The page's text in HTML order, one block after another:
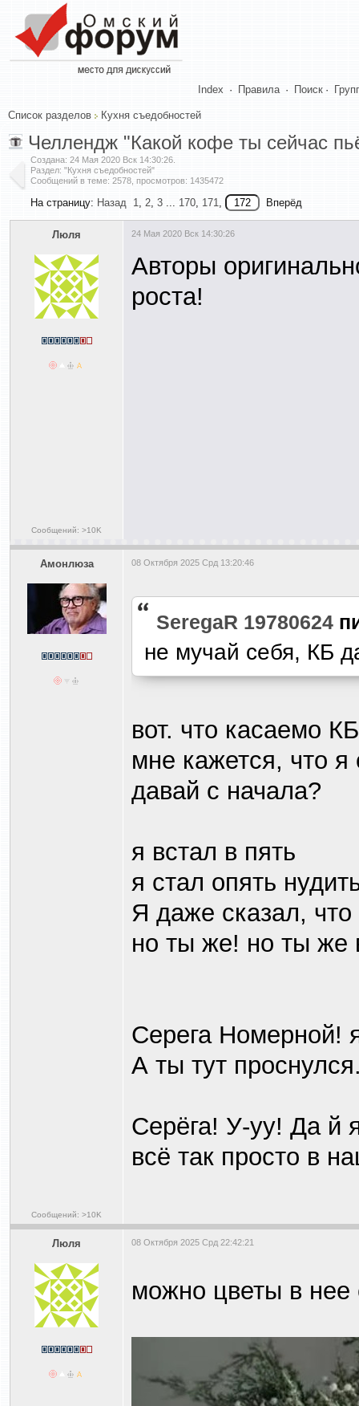
Index · Правила · Поиск ·
Список разделов Кухня съедобностей
Челлендж "Какой кофе ты сейчас
Создана: 24 Мая 2020 Вск 14:30:26
Раздел: "Кухня съедобностей"
Сообщений в теме: 2578, просмотров: 1435472
На страницу: Назад 1, 2, 3 ... 170, 171, Вперёд
Люля
Сообщений: >10K
24 Мая 2020 Вск 14:30:26
Авторы
роста!
Амонлюза
Сообщений: >10K
08 Октября 2025 Срд 13:20:46
SeregaR 19780624
не мучай себя, КБ
вот. что касаемо КБ
мне кажется, что
давай с начала?
я встал в пять
я стал опять
Я даже сказал,
но ты же! но ты же
Серега Номерной!
А ты тут
Серёга! У-уу! Да й
всё так просто в
Люля 08 Октября 2025 Срд 22:42:21
можно цветы в нее